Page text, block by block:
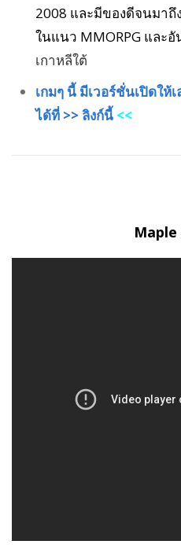
2008 และมีของดีจนมา
ในแนว MMORPG และ
เกาหลีใต้
เกมๆ นี้ มีเวอร์ชั่นเปิดใ
ได้ที่ >> ลิงก์นี้ <<